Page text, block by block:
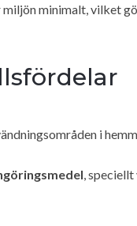
minimalt, vilket
i
,